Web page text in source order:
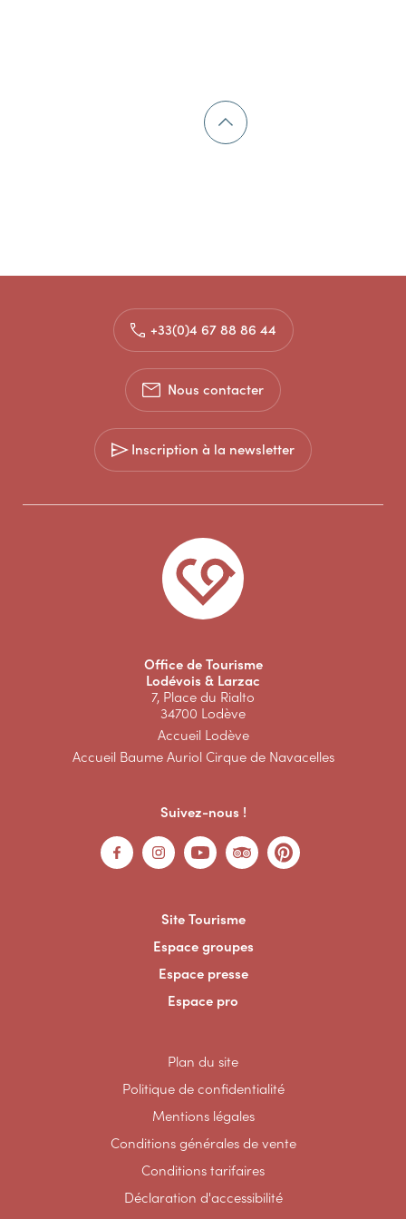
+33(0)4 67 88 86 44
Nous contacter
Inscription à la newsletter
Office de Tourisme
Lodévois & Larzac
7, Place du Rialto
34700 Lodève
Accueil Lodève
Accueil Baume Auriol Cirque de Navacelles
Suivez-nous !
Site Tourisme
Espace groupes
Espace presse
Espace pro
Plan du site
Politique de confidentialité
Mentions légales
Conditions générales de vente
Conditions tarifaires
Déclaration d'accessibilité